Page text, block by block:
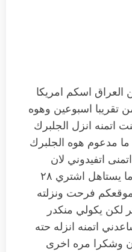
العراق اسكم امريكا
ايفون ٥ من تقريبا اسبوعين وهوه
اتمنه انزل الجلبرك
مدعوم هوه الجلبرك
فقط عل ايفون ٤ اتمنى اتفيدوني لان
اللبرك غالي جدا وما يستاهل اشتري ٢٨
فرحت ونزلته
لكن يكولي منكدر
اتمنه انزله حته
وشكرا مره اخرى